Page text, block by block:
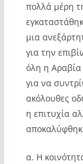
πολλά μέρη
μια
για την
όλη η
για να
ακόλουθες
η επιτυχία
α. Η